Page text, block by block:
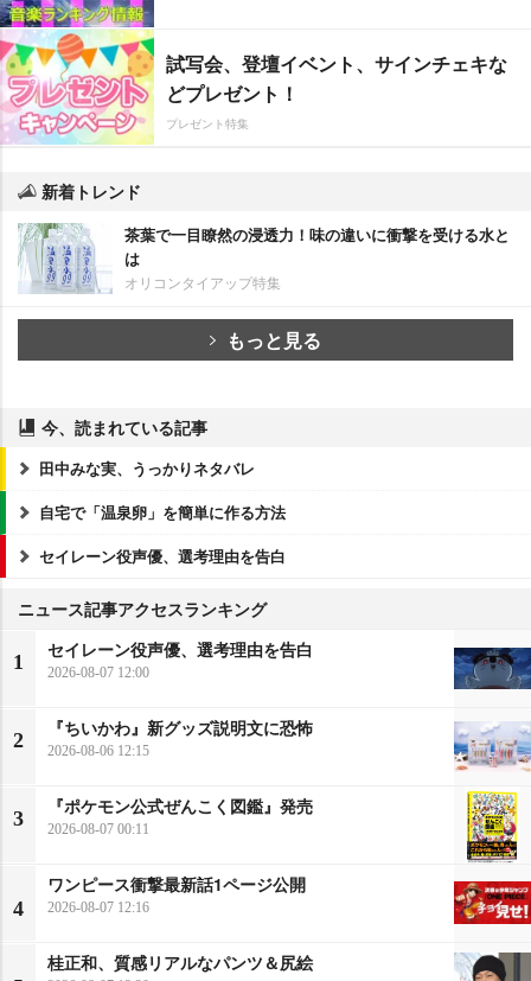
試写会、登壇イベント、サインチェキな
どプレゼント！
プレゼント特集
新着トレンド
茶葉で一目瞭然の浸透力！味の違いに衝撃を受ける水と
は
オリコンタイアップ特集
もっと見る
今、読まれている記事
田中みな実、うっかりネタバレ
自宅で「温泉卵」を簡単に作る方法
セイレーン役声優、選考理由を告白
ニュース記事アクセスランキング
1
セイレーン役声優、選考理由を告白
2026-08-07 12:00
2
『ちいかわ』新グッズ説明文に恐怖
2026-08-06 12:15
3
『ポケモン公式ぜんこく図鑑』発売
2026-08-07 00:11
4
ワンピース衝撃最新話1ページ公開
2026-08-07 12:16
桂正和、質感リアルなパンツ＆尻絵